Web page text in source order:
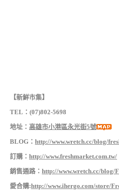
【新鮮市集】
TEL：(07)802-5698
地址： 高雄市小港區永光街5號
BLOG： http://www.wretch.cc/blog/
訂購： http://www.freshmarket.com.tw/
銷售通路： http://www.wretch.cc/blog/
愛合購:http://www.ihergo.com/store/